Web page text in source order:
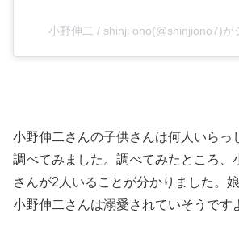
小野伸二 / shinji ono(@shinjiono7)が
小野伸二さんの子供さんは何人いらっ
調べてみました。調べてみたところ、
さんが2人いることが分かりました。
小野伸二さんは溺愛されていそうです